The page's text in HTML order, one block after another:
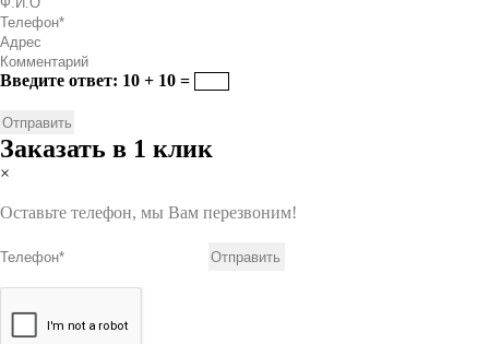
Введите ответ: 10 + 10 =
Заказать в 1 клик
×
Оставьте телефон, мы Вам перезвоним!